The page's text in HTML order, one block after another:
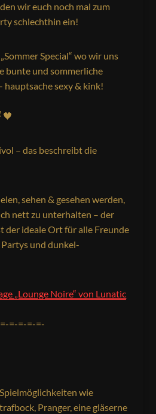
wir euch noch mal zum
schlechthin ein!
Special“ wo wir uns
bunte und sommerliche
hauptsache sexy & kink!
🖤
– das beschreibt die
sehen & gesehen werden,
nett zu unterhalten – der
der ideale Ort für alle Freunde
und dunkel-
„Lounge Noire“ von Lunatic
=-=-=-=-
wie
Pranger, eine gläserne